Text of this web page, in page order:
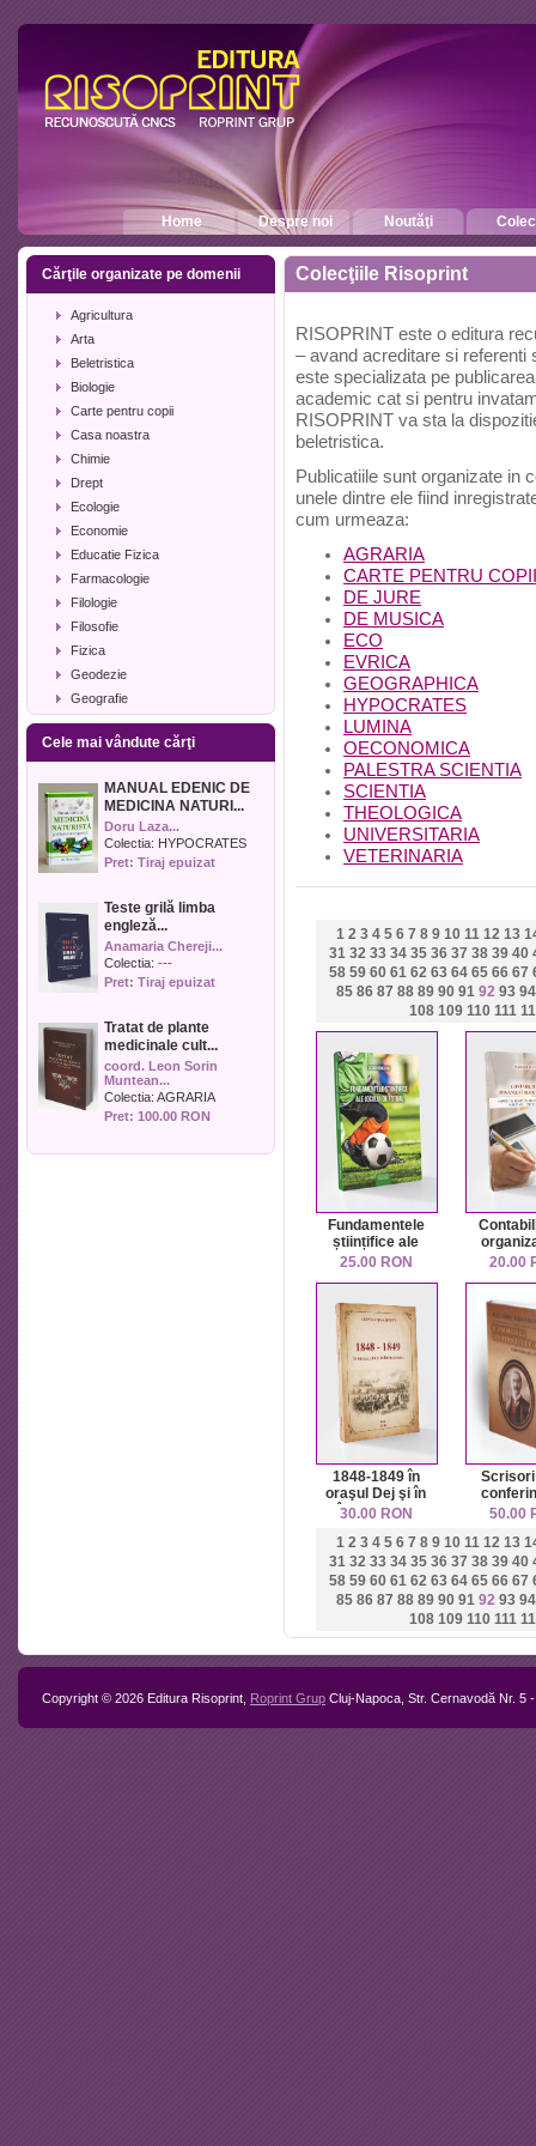
Home Despre noi Noutăţi
Cărţile organizate pe domenii
Agricultura
Arta
Beletristica
Biologie
Carte pentru copii
Casa noastra
Chimie
Drept
Ecologie
Economie
Educatie Fizica
Farmacologie
Filologie
Filosofie
Fizica
Geodezie
Geografie
Geologie
Industrie alimentara
Istorie
Istorie literara
Lexicologie
Management
Matematica
Media
Medicina umana
Medicina veterinara
Muzica
Pedagogie
Politica
Psihologie
Sport
Cele mai vândute cărţi
MANUAL EDENIC DE
MEDICINA NATURI...
Doru Laza...
Colectia: HYPOCRATES
Pret: Tiraj epuizat
Teste grilă limba
engleză...
Anamaria Chereji...
Colectia: ---
Pret: Tiraj epuizat
Tratat de plante
medicinale cult...
coord. Leon Sorin
Muntean...
Colectia: AGRARIA
Pret: 100.00 RON
Colecţiile Risoprint
RISOPRINT este o editura
– avand acreditare si referenti
este specializata pe
academic cat si pentru
RISOPRINT va sta la
beletristica.
Publicatiile sunt organizate in
unele dintre ele fiind
cum urmeaza:
AGRARIA
CARTE PENTRU COPII
DE JURE
DE MUSICA
ECO
EVRICA
GEOGRAPHICA
HYPOCRATES
LUMINA
OECONOMICA
PALESTRA SCIENTIA
SCIENTIA
THEOLOGICA
UNIVERSITARIA
VETERINARIA
1 2 3 4 5 6 7 8 9 10 11 12 13
31 32 33 34 35 36 37 38 39 40
58 59 60 61 62 63 64 65 66 67
85 86 87 88 89 90 9192 93 94
108 109 110 111
Fundamentele
științifice ale
jocului de fotbal
25.00 RON 20.00
1848-1849 în
oraşul Dej şi în
împrejurimi
30.00 RON
Scrisori
pace
1920
Mircea
50.00
1 2 3 4 5 6 7 8 9 10 11 12 13
31 32 33 34 35 36 37 38 39 40
58 59 60 61 62 63 64 65 66 67
85 86 87 88 89 90 9192 93 94
108 109 110 111
Copyright © 2026 Editura Risoprint, Roprint Grup Cluj-Napoca, Str. Cernavodă Nr. 5